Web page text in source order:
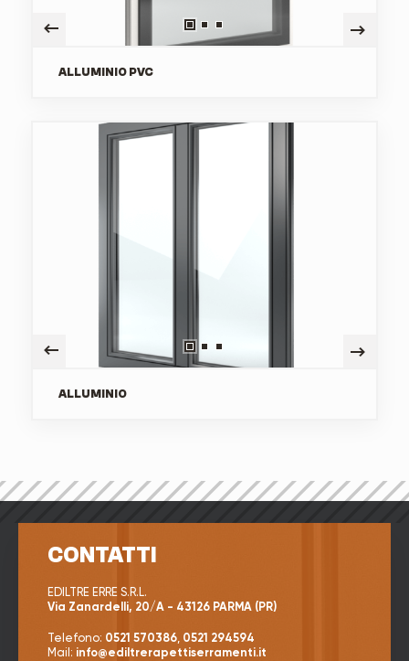
SERVIZI
ALLUMINIO PVC
ALLUMINIO
CONTATTI
EDILTRE ERRE S.R.L.
Via Zanardelli, 20/A - 43126 PARMA (PR)
Telefono: 0521 570386, 0521 294594
Mail: info@ediltrerapettiserramenti.it